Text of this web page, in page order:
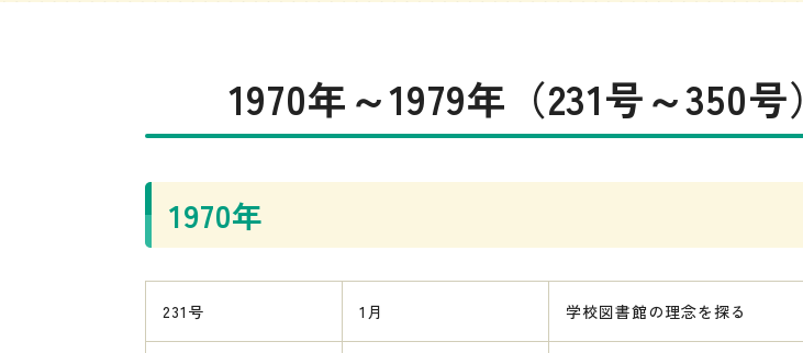
1970年～1979年（231号～350号）
1970年
231号 1月 学校図書館の理念を探る